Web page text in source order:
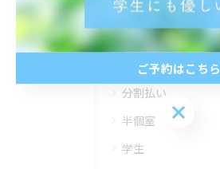
全てのカテゴリー
トーンアップ
都度払い
分割払い
半個室
学生
ご予約はこちら
ご予約はこちら